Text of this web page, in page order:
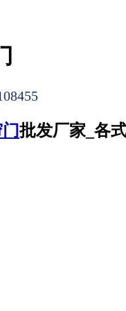
批发厂家_各